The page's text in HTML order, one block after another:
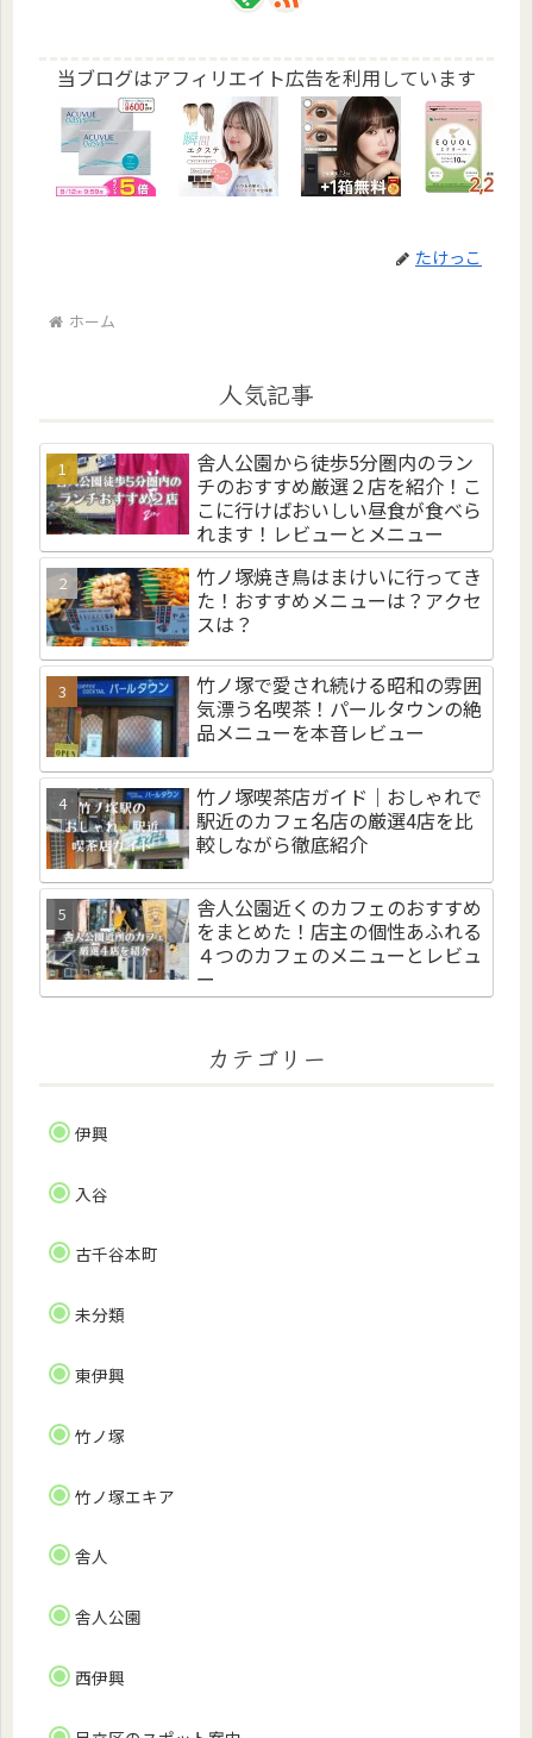
当ブログはアフィリエイト広告を利用しています
たけっこ
ホーム
人気記事
舎人公園から徒歩5分圏内のラン
チのおすすめ厳選２店を紹介！こ
こに行けばおいしい昼食が食べら
れます！レビューとメニュー
竹ノ塚焼き鳥はまけいに行ってき
た！おすすめメニューは？アクセ
スは？
竹ノ塚で愛され続ける昭和の雰囲
気漂う名喫茶！パールタウンの絶
品メニューを本音レビュー
竹ノ塚喫茶店ガイド｜おしゃれで
駅近のカフェ名店の厳選4店を比
較しながら徹底紹介
舎人公園近くのカフェのおすすめ
をまとめた！店主の個性あふれる
４つのカフェのメニューとレビュ
ー
カテゴリー
伊興
入谷
古千谷本町
未分類
東伊興
竹ノ塚
竹ノ塚エキア
舎人
舎人公園
西伊興